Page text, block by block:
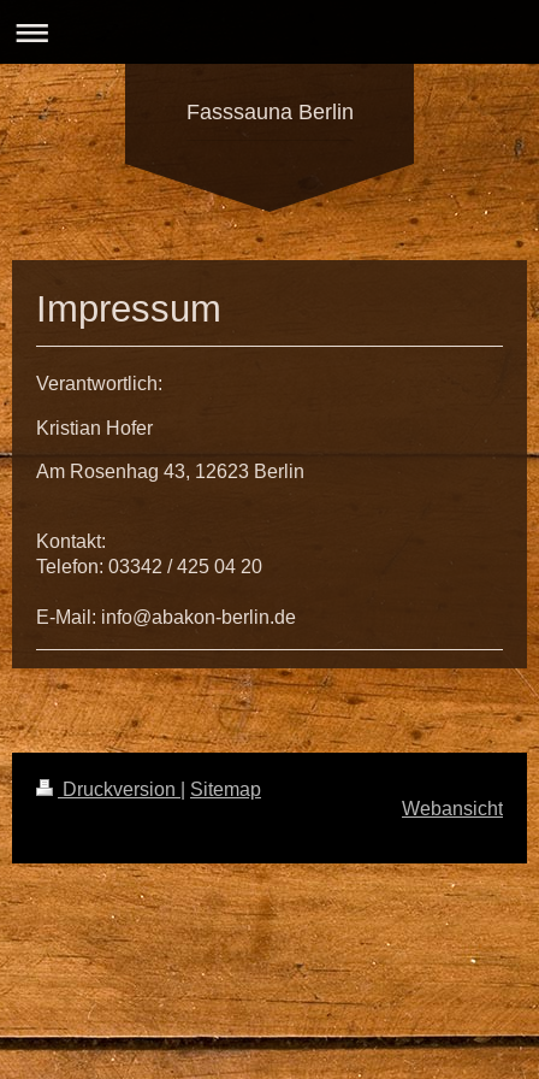
Fasssauna Berlin
Impressum
Verantwortlich:
Kristian Hofer
Am Rosenhag 43, 12623 Berlin
Kontakt:
Telefon: 03342 / 425 04 20
E-Mail: info@abakon-berlin.de
Druckversion
Sitemap
Webansicht